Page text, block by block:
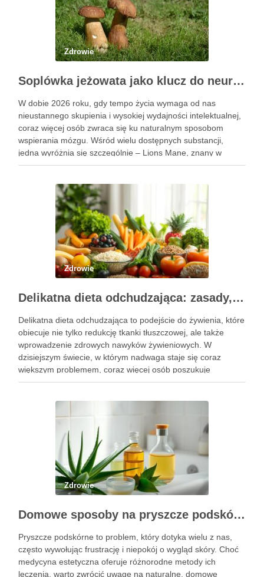
Zdrowie
Soplówka jeżowata jako klucz do neuroregeneracji. Dlaczego Lions Mane podbija świat suplementów
W dobie 2026 roku, gdy tempo życia wymaga od nas
nieustannego skupienia i wysokiej wydajności intelektualnej,
coraz więcej osób zwraca się ku naturalnym sposobom
wspierania mózgu. Wśród wielu dostępnych substancji,
jedna wyróżnia się szczególnie – Lions Mane, znany w
Polsce jako soplówka jeżowata. Ten niezwykły grzyb witalny,
Zdrowie
Delikatna dieta odchudzająca: zasady, jadłospis i efekty
Delikatna dieta odchudzająca to podejście do żywienia, które
obiecuje nie tylko redukcję tkanki tłuszczowej, ale także
wprowadzenie zdrowych nawyków żywieniowych. W
dzisiejszym świecie, w którym nadwaga staje się coraz
większym problemem, coraz więcej osób poszukuje
sposobów na skuteczne i bezpieczne zrzucenie zbędnych
Zdrowie
Domowe sposoby na pryszcze podskórne: skuteczne metody i składniki
Pryszcze podskórne to problem, który dotyka wielu z nas,
często wywołując frustrację i niepokój o wygląd skóry. Choć
medycyna estetyczna oferuje różnorodne metody ich
leczenia, warto zwrócić uwagę na naturalne, domowe